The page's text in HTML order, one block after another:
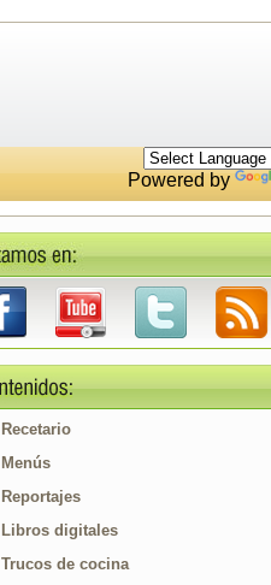
Powered by
Recetario
Menús
Reportajes
Libros digitales
Trucos de cocina